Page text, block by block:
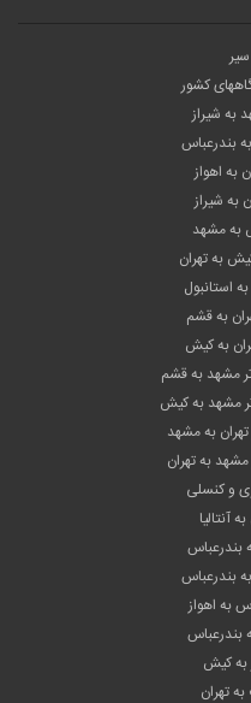
کشور
به شیراز
بندرعباس
به اهواز
به شیراز
به مشهد
به تهران
استانبول
به قشم
به کیش
مشهد به قشم
مشهد به کیش
تهران به مشهد
مشهد به تهران
و کنسلی
آنتالیا
بندرعباس
بندرعباس
به اهواز
بندرعباس
به کیش
تهران